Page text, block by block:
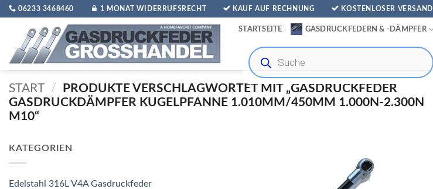
Zum
springen
06233 3468460 1 MONAT WIDERRUFSRECHT KAUF AUF RECHNUNG KOSTENLOSER VERSAND
STARTSEITE GASDRUCKFEDERN & -DÄMPFER
Products
search
START /
PRODUKTE VERSCHLAGWORTET MIT „GASDRUCKFEDER
GASDRUCKDÄMPFER KUGELPFANNE 1.010MM/450MM 1.000N-2.300N
M10“
KATEGORIEN
Edelstahl 316L V4A Gasdruckfeder